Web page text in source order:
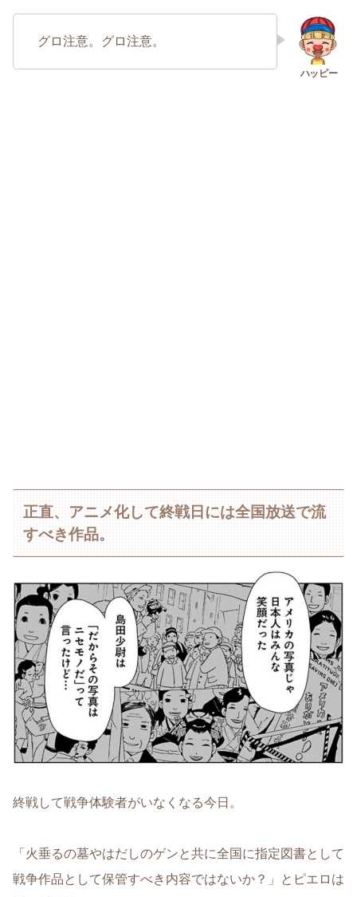
グロ注意。グロ注意。
正直、アニメ化して終戦日には全国放送で流
すべき作品。
終戦して戦争体験者がいなくなる今日。
「火垂るの墓やはだしのゲンと共に全国に指定図書として
戦争作品として保管すべき内容ではないか？」とピエロは